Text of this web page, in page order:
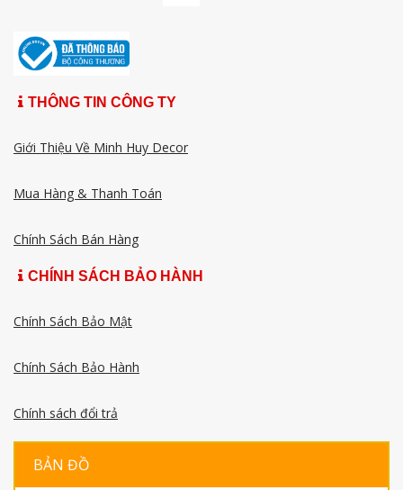
THÔNG TIN CÔNG TY
Giới Thiệu Về Minh Huy Decor
Mua Hàng & Thanh Toán
Chính Sách Bán Hàng
CHÍNH SÁCH BẢO HÀNH
Chính Sách Bảo Mật
Chính Sách Bảo Hành
Chính sách đổi trả
BẢN ĐỒ